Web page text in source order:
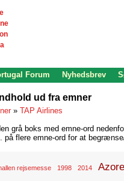
Forum Nyhedsbrev
ud fra emner
» TAP Airlines
grå boks med emne-ord
på flere emne-ord for at
rejsemesse 1998 2014